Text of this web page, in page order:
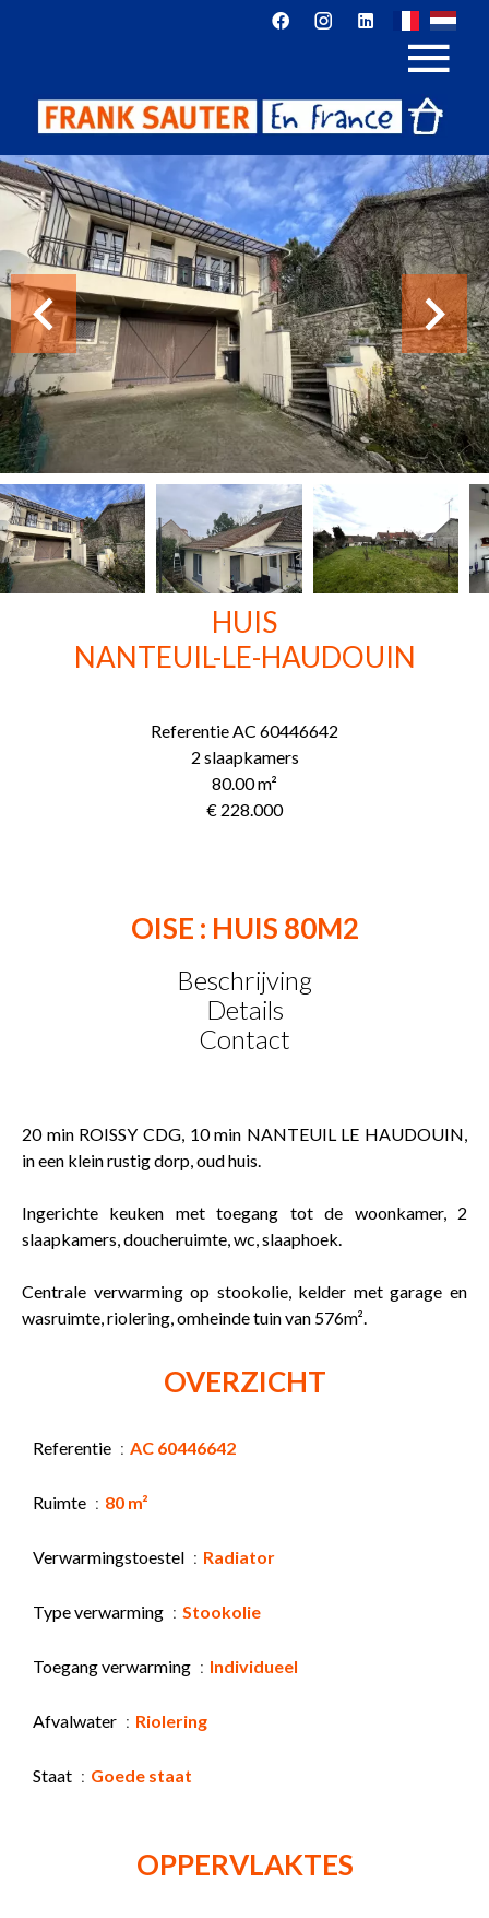
HUIS
NANTEUIL-LE-HAUDOUIN
ReferentieAC 60446642
2 slaapkamers
80.00m²
€ 228.000
OISE : HUIS 80M2
Beschrijving
Details
Contact
20 min ROISSY CDG, 10 min NANTEUIL LE HAUDOUIN,
in een klein rustig dorp, oud huis.
Ingerichte keuken met toegang tot de woonkamer, 2
slaapkamers, doucheruimte, wc, slaaphoek.
Centrale verwarming op stookolie, kelder met garage en
wasruimte, riolering, omheinde tuin van 576m².
OVERZICHT
Referentie AC 60446642
Ruimte 80 m²
Verwarmingstoestel Radiator
Type verwarming Stookolie
Toegang verwarming Individueel
Afvalwater Riolering
Staat Goede staat
OPPERVLAKTES